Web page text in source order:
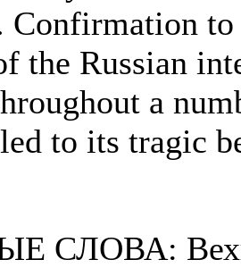
Confirmation
the Russian
a
to its tragic
СЛОВА: Вехи,